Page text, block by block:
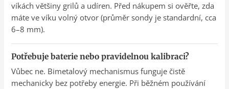
víkách většiny grilů a udíren. Před nákupem si ověřte, zda
máte ve víku volný otvor (průměr sondy je standardní, cca
6–8 mm).
Potřebuje baterie nebo pravidelnou kalibraci?
Vůbec ne. Bimetalový mechanismus funguje čistě
mechanicky bez potřeby energie. Při běžném používání